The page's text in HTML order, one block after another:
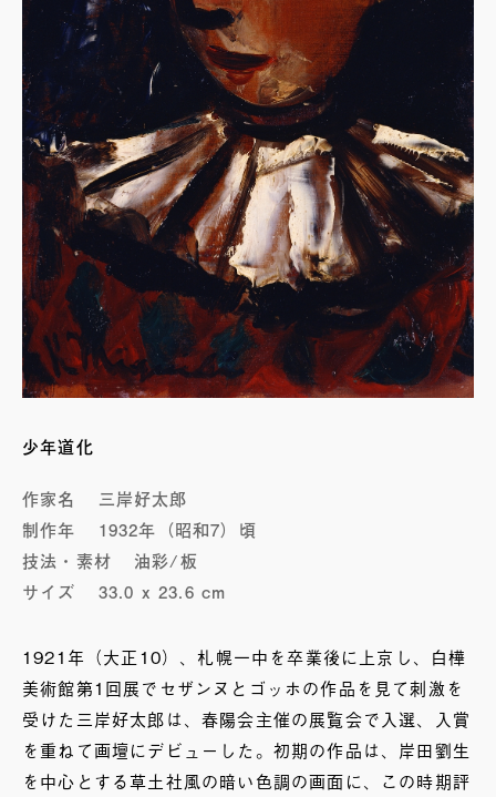
少年道化
作家名
三岸好太郎
制作年
1932年（昭和7）頃
技法・素材
油彩/板
サイズ
33.0 x 23.6 cm
1921年（大正10）、札幌一中を卒業後に上京し、白樺
美術館第1回展でセザンヌとゴッホの作品を見て刺激を
受けた三岸好太郎は、春陽会主催の展覧会で入選、入賞
を重ねて画壇にデビューした。初期の作品は、岸田劉生
を中心とする草土社風の暗い色調の画面に、この時期評